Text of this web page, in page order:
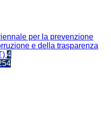
per la prevenzione
e della trasparenza
4